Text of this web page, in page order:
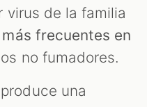
virus de la familia
más frecuentes en
no fumadores.
una